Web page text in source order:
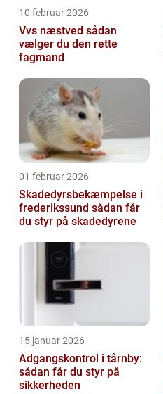
10 februar 2026
Vvs næstved sådan
vælger du den rette
fagmand
01 februar 2026
Skadedyrsbekæmpelse i
frederikssund sådan får
du styr på skadedyrene
15 januar 2026
Adgangskontrol i tårnby:
sådan får du styr på
sikkerheden